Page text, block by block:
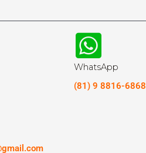
WhatsApp
(81) 9 8816-6868